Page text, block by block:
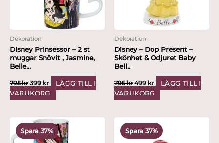
Dekoration
Disney Prinsessor – 2 st
muggar Snövit , Jasmine,
Belle...
795kr 399 kr
LÄGG TILL I
VARUKORG
Dekoration
Disney – Dop Present –
Skönhet & Odjuret Baby
Bell...
795kr 499 kr
LÄGG TILL I
VARUKORG
Spara 37%
Det
ursprungliga
Det
nuvarande
priset
Spara 37%
ursprungliganuvarande
priset